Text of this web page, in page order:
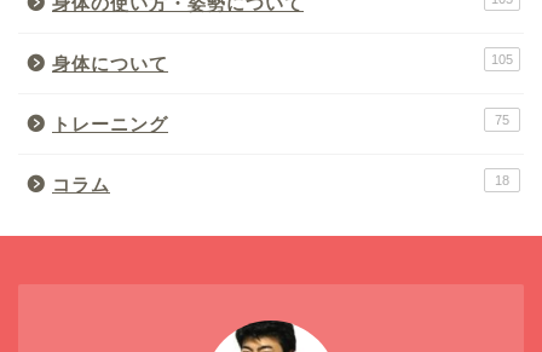
身体について 105
トレーニング 75
コラム 18